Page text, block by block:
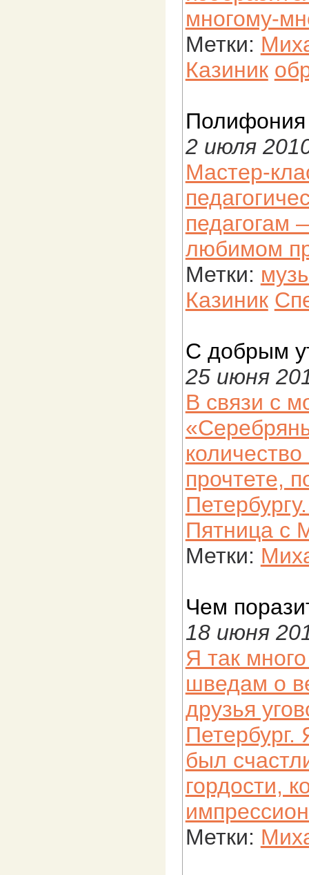
многому-
Метки:
Казиник
Полифония
2 июля
Мастер-
педагогам
любимом
Метки:
Казиник
С добрым
25 июня
В связи с
прочтете,
Пятница с
Метки:
Чем
18 июня
Я так
шведам о
друзья
Петербург.
был
гордости,
Метки: